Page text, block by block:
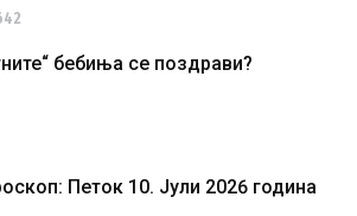
бебиња се поздрави?
Петок 10. Јули 2026 година